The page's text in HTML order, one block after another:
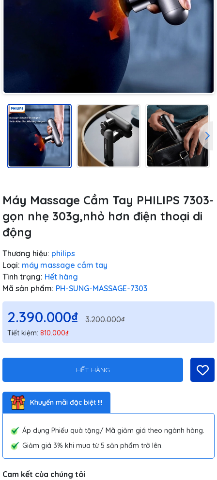
Máy Massage Cầm Tay PHILIPS 7303-
gọn nhẹ 303g,nhỏ hơn điện thoại di
động
Thương hiệu: philips
Loại: máy massage cầm tay
Tình trạng: Hết hàng
Mã sản phẩm: PH-SUNG-MASSAGE-7303
2.390.000₫ 3.200.000₫
Tiết kiệm: 810.000₫
HẾT HÀNG
Khuyến mãi đặc biệt !!!
Áp dụng Phiếu quà tặng/ Mã giảm giá theo ngành hàng.
Giảm giá 3% khi mua từ 5 sản phẩm trở lên.
Cam kết của chúng tôi